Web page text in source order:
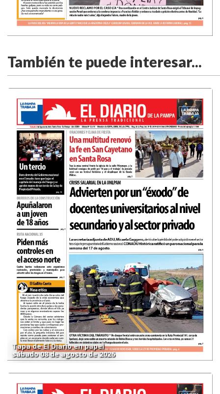
También te puede interesar...
Tapa de El Diario en papel
sábado 08 de agosto de 2026